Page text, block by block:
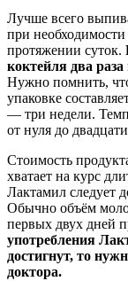
Лучше всего
при
протяжении суток.
коктейля два
Нужно помнить,
упаковке
— три недели.
от нуля до
Стоимость
хватает на курс
Лактамил следует
Обычно объём
первых двух дней
употребления
достигнут, то
доктора.